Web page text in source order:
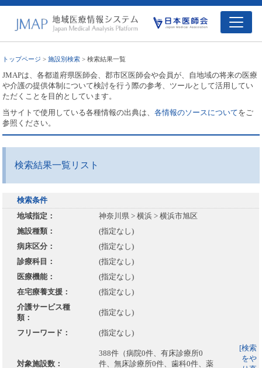
トップページ >施設別検索 > 検索結果一覧
JMAPは、各都道府県医師会、郡市区医師会や会員が、自地域の将来の医療
や介護の提供体制について検討を行う際の参考、ツールとして活用してい
ただくことを目的としています。
当サイトで使用している各種情報の出典は、各情報のソースについてをご
参照ください。
検索結果一覧リスト
検索条件
地域指定：
神奈川県 > 横浜 > 横浜市旭区
施設種類：
(指定なし)
病床区分：
(指定なし)
診療科目：
(指定なし)
医療機能：
(指定なし)
在宅療養支援：
(指定なし)
介護サービス種
類：
(指定なし)
フリーワード： (指定なし)
対象施設数：
388件（病院0件、有床診療所0
件、無床診療所0件、歯科0件、薬
[検索
をや